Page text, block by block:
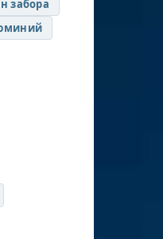
забора